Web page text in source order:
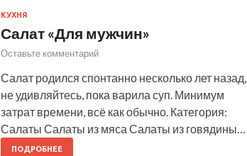
КУХНЯ
Салат «Для мужчин»
Оставьте комментарий
Салат родился спонтанно несколько лет назад,
не удивляйтесь, пока варила суп. Минимум
затрат времени, всё как обычно. Категория:
Салаты Салаты из мяса Салаты из говядины…
ПОДРОБНЕЕ